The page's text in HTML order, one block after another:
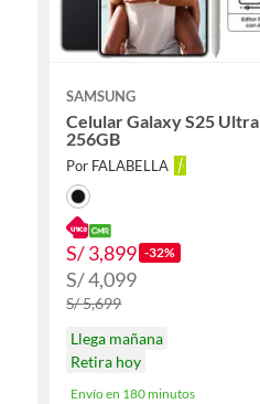
SAMSUNG
Celular Galaxy S25 Ultra
256GB
Por FALABELLA
S/ 3,899 -32%
S/ 4,099
S/ 5,699
Llega mañana
Retira hoy
Envío en 180 minutos